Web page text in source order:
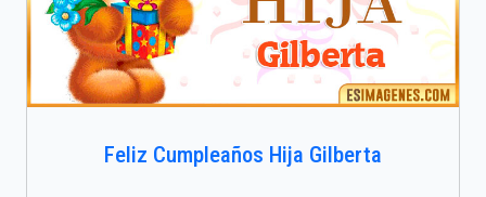
Feliz Cumpleaños Hija Gilberta